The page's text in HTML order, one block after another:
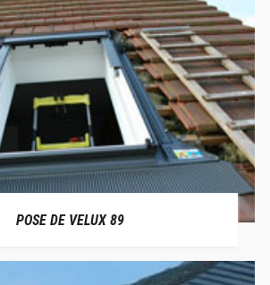
POSE DE VELUX 89